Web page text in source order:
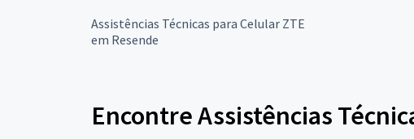
Assistências Técnicas para Celular ZTE
em Resende
Encontre Assistências